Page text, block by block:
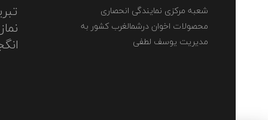
شعبه مرکزی نمایندگی انحصاری
محصولات اخوان درشمالغرب کشور به
مدیریت یوسف لطفی